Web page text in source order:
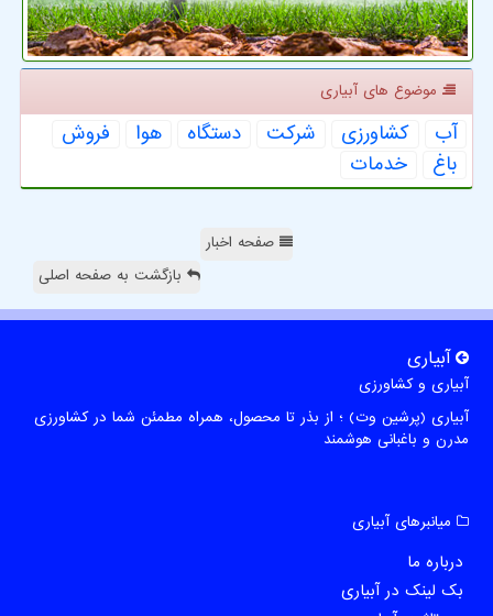
موضوع های آبیاری
آب كشاورزی شركت دستگاه هوا
فروش
باغ
خدمات
صفحه اخبار
بازگشت به صفحه اصلی
آبیاری
آبیاری و کشاورزی
آبیاری (پرشین وت) ؛ از بذر تا محصول، همراه مطمئن شما در کشاورزی
مدرن و باغبانی هوشمند
میانبرهای آبیاری
درباره ما
بک لینک در آبیاری